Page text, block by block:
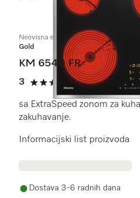
Neovisna električna ploča
Gold
KM 6540 FR
3
3 od 5
(1 recenzija)
sa ExtraSpeed zonom za
zakuhavanje.
Informacijski list proizvoda
Dostava 3-6 radnih dana